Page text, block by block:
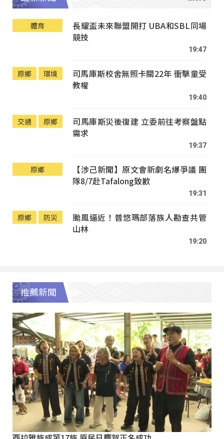
體育
長耀盃未來聯盟開打 UBA和SBL同場
競技
19:47
原鄉 環境
司馬庫斯校舍無照卡關22年 衝擊童受
教權
19:40
交通 原鄉
司馬庫斯災後復建 立委前往考察盤點
需求
19:37
原鄉
【涉己新聞】原文會新劇名爆爭議 團
隊8/7赴Tafalong致歉
19:31
原鄉 防災
颱風逼近！普悠瑪部落族人勘查共管
山林
19:20
推薦新聞